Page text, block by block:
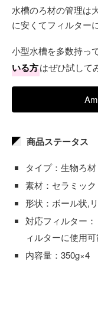
水槽のろ材の管理は
に安くてフィルター
小型水槽を多数持っ
いる方はぜひ試して
商品ステータス
タイプ：生物ろ材
素材：セラミック
形状：ボール状,
対応フィルター
ィルターに使用
内容量：350g×4